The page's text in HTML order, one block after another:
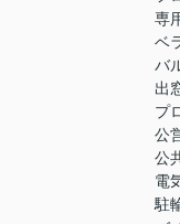
専
ベ
バ
出
プ
公
公
電
駐